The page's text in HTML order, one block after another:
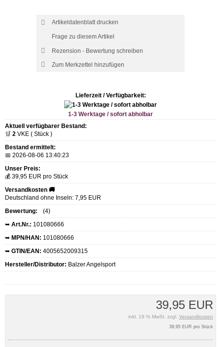
Artikeldatenblatt drucken
Frage zu diesem Artikel
Rezension - Bewertung schreiben
Lieferzeit / Verfügbarkeit:
1-3 Werktage / sofort abholbar
Aktuell verfügbarer Bestand:
🛒 2 VKE ( Stück )
Bestand ermittelt:
📅 2026-08-06 13:40:23
Unser Preis:
💰 39,95 EUR pro Stück
Versandkosten 🚚
Deutschland ohne Inseln: 7,95 EUR
Bewertung:
(4)
➥ Art.Nr.: 101080666
➥ MPN/HAN: 101080666
➥ GTIN/EAN: 4005652009315
Hersteller/Distributor: Balzer Angelsport
39,95 EUR
inkl. 19 % MwSt. zzgl. Versandkosten
39,95 EUR pro Stück